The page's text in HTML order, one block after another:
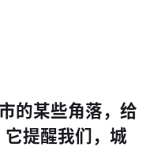
的某些角落，给
提醒我们，城